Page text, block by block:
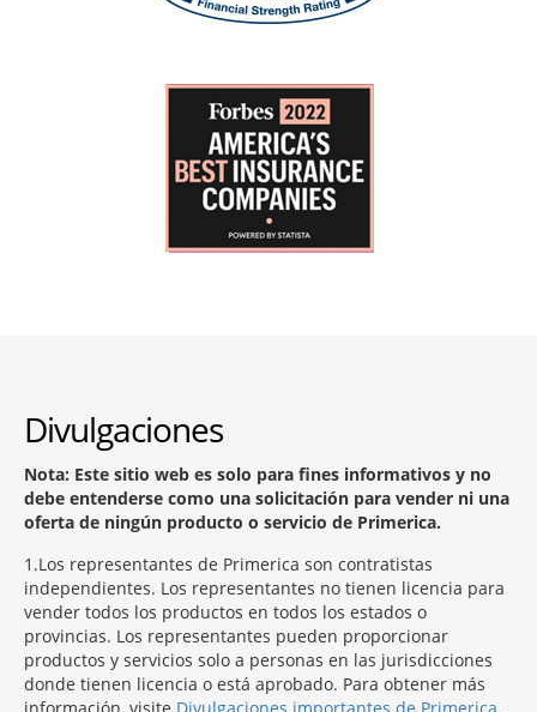
Divulgaciones
Nota: Este sitio web es solo para fines informativos y no
debe entenderse como una solicitación para vender ni una
oferta de ningún producto o servicio de Primerica.
1 Los representantes de Primerica son contratistas
independientes. Los representantes no tienen licencia para
vender todos los productos en todos los estados o
provincias. Los representantes pueden proporcionar
productos y servicios solo a personas en las jurisdicciones
donde tienen licencia o está aprobado. Para obtener más